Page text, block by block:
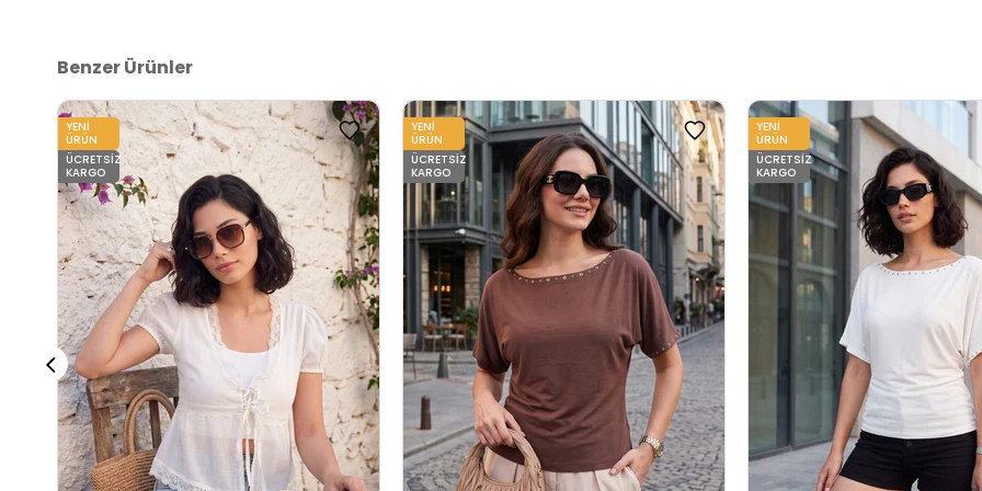
Benzer Ürünler
YENI
ÜRÜN
ÜCRETSIZ
KARGO
YENI
ÜRÜN
ÜCRETSIZ
KARGO
YENI
ÜRÜN
ÜCRETSIZ
KARGO